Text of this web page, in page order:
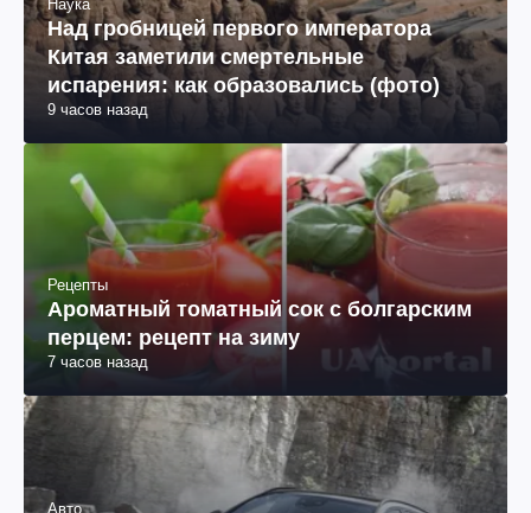
Наука
Над гробницей первого императора
Китая заметили смертельные
испарения: как образовались (фото)
Рецепты
Ароматный томатный сок с болгарским
перцем: рецепт на зиму